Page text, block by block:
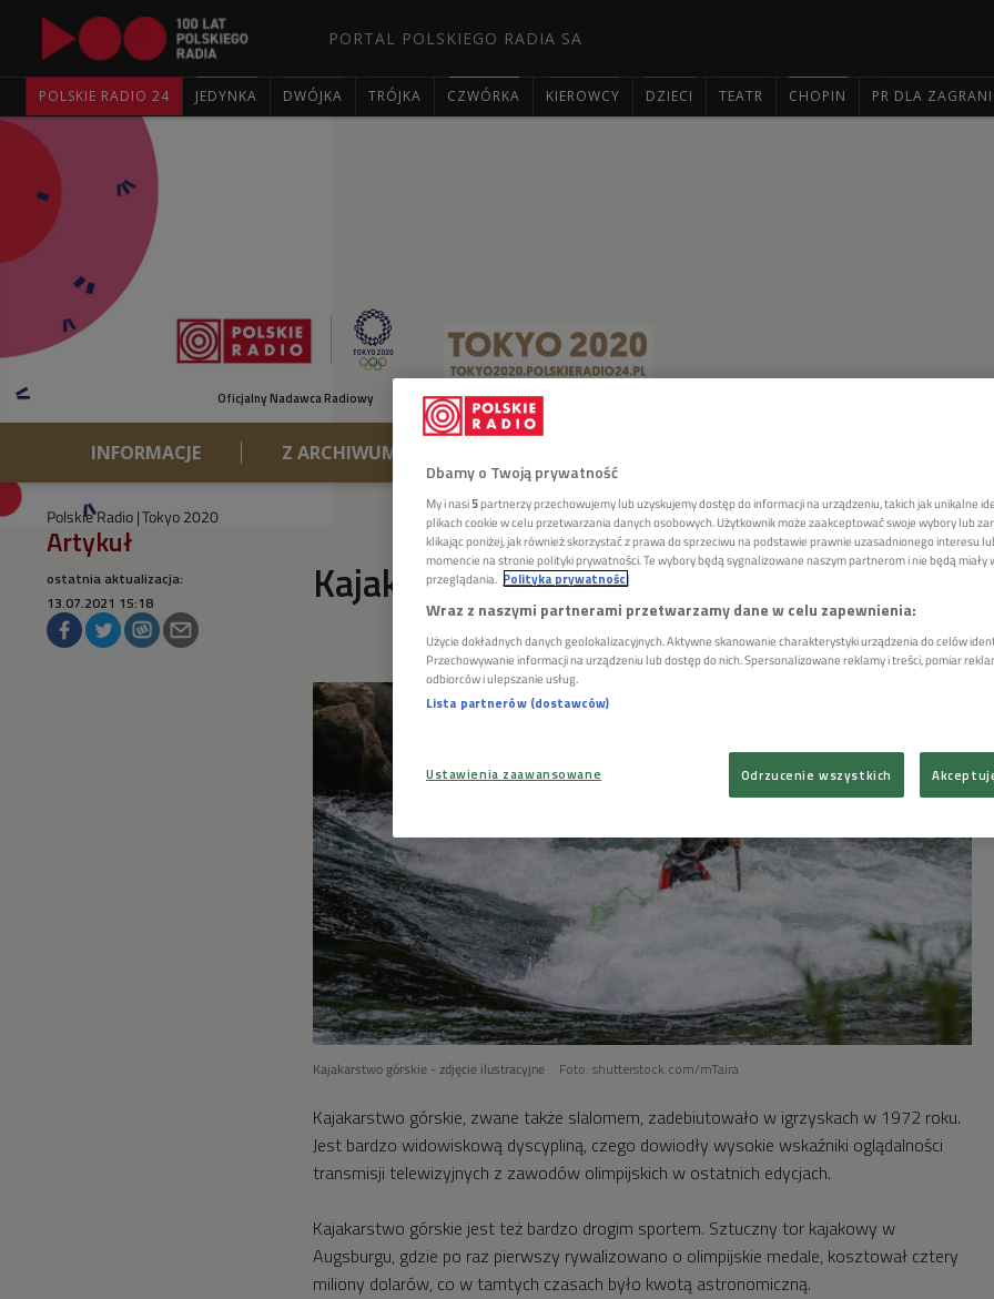
PORTAL POLSKIEGO RADIA SA
POLSKIE RADIO 24 JEDYNKA DWÓJKA TRÓJKA CZWÓRKA KIEROWCY DZIECI TEATR CHOPIN PR DLA
Oficjalny Nadawca Radiowy
INFORMACJE Z ARCHIWUM
Polskie Radio Tokyo 2020
Artykuł
Kajakarstwo górskie
ostatnia aktualizacja:
13.07.2021 15:18
Kajakarstwo górskie - zdjęcie ilustracyjne Foto: shutterstock.com/mTaira
Kajakarstwo górskie, zwane także slalomem, zadebiutowało w igrzyskach w 1972 roku.
Jest bardzo widowiskową dyscypliną, czego dowiodły wysokie wskaźniki oglądalności
transmisji telewizyjnych z zawodów olimpijskich w ostatnich edycjach.
Kajakarstwo górskie jest też bardzo drogim sportem. Sztuczny tor kajakowy w
Augsburgu, gdzie po raz pierwszy rywalizowano o olimpijskie medale, kosztował cztery
miliony dolarów, co w tamtych czasach było kwotą astronomiczną.
Dbamy o Twoją prywatność
My i nasi5partnerzy przechowujemy lub uzyskujemy dostęp do informacji na urządzeniu, takich jak unikalne
plikach cookie w celu przetwarzania danych osobowych. Użytkownik może zaakceptować swoje wybory lub
klikając poniżej, jak również skorzystać z prawa do sprzeciwu na podstawie prawnie uzasadnionego interesu
momencie na stronie polityki prywatności. Te wybory będą sygnalizowane naszym partnerom i nie będą miały
przeglądania. Polityka prywatności
Wraz z naszymi partnerami przetwarzamy dane w celu zapewnienia:
Użycie dokładnych danych geolokalizacyjnych. Aktywne skanowanie charakterystyki urządzenia do celów
Przechowywanie informacji na urządzeniu lub dostęp do nich. Spersonalizowane reklamy i treści, pomiar
odbiorców i ulepszanie usług.
Lista partnerów (dostawców)
Ustawienia zaawansowane Odrzucenie wszystkich